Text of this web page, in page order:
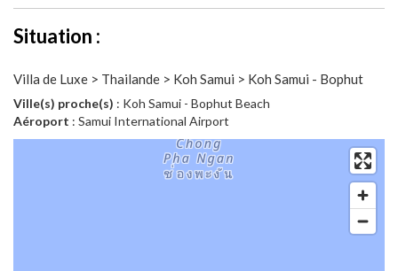
Situation :
Villa de Luxe > Thailande > Koh Samui > Koh Samui - Bophut
Ville(s) proche(s) : Koh Samui - Bophut Beach
Aéroport : Samui International Airport